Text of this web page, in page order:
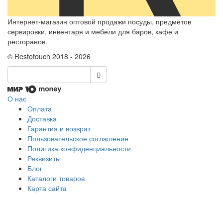
Интернет-магазин оптовой продажи посуды, предметов
сервировки, инвентаря и мебели для баров, кафе и
ресторанов.
© Restotouch 2018 - 2026
О нас
Оплата
Доставка
Гарантия и возврат
Пользовательское соглашение
Политика конфиденциальности
Реквизиты
Блог
Каталоги товаров
Карта сайта